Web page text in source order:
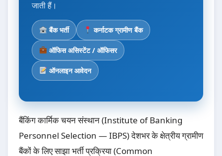
जाती हैं।
बैंक भर्ती कर्नाटक ग्रामीण बैंक
ऑफिस असिस्टेंट / ऑफिसर
ऑनलाइन आवेदन
बैंकिंग कार्मिक चयन संस्थान (Institute of Banking
Personnel Selection — IBPS) देशभर के क्षेत्रीय ग्रामीण
बैंकों के लिए साझा भर्ती प्रक्रिया (Common